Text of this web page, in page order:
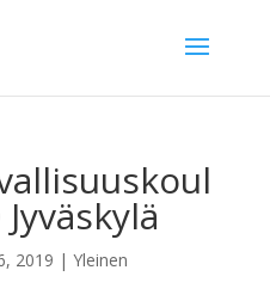
2019 | Yleinen